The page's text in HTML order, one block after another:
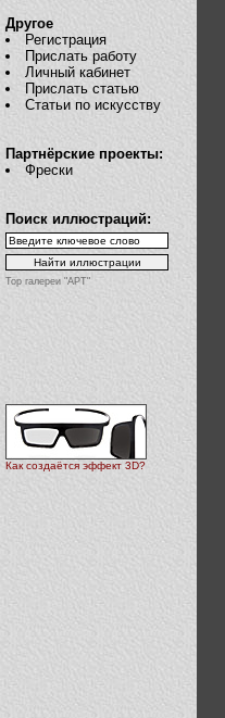
Другое
Регистрация
Прислать работу
Личный кабинет
Прислать статью
Статьи по искусству
Партнёрские проекты:
Фрески
Поиск иллюстраций:
Top галереи "АРТ"
Как создаётся эффект 3D?